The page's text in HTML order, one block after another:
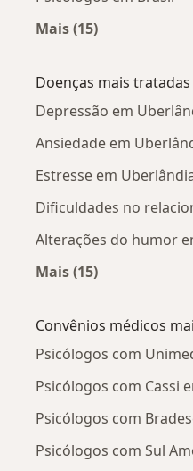
Mais (15)
Doenças mais tratadas
Depressão em
Ansiedade em
Estresse em
Dificuldades no
Alterações do humor
Mais (15)
Convênios médicos
Psicólogos com
Psicólogos com Cassi
Psicólogos com
Psicólogos com Sul